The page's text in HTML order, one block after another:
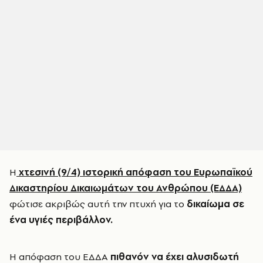
Η χτεσινή (9/4) ιστορική απόφαση του Ευρωπαϊκού
Δικαστηρίου Δικαιωμάτων του Ανθρώπου (ΕΔΔΑ)
φώτισε ακριβώς αυτή την πτυχή για το δικαίωμα σε
ένα υγιές περιβάλλον.
Η απόφαση του ΕΔΔΑ πιθανόν να έχει αλυσιδωτή